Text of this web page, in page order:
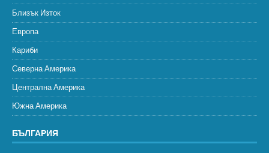
Близък Изток
Европа
Кариби
Северна Америка
Централна Америка
Южна Америка
БЪЛГАРИЯ